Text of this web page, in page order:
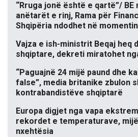
“Rruga jonë është e qartë”/
anëtarët e rinj, Rama për
Shqipëria ndodhet në
Vajza e ish-ministrit Beqaj heq
shqiptare, dekreti miratohet
“Paguajnë 24 mijë paund dhe
false”, media britanike zbulon
kontrabandistëve shqiptarë
Europa digjet nga vapa
rekordet e temperaturave,
nxehtësia